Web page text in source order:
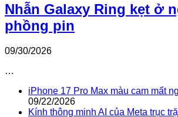
Nhẫn Galaxy Ring kẹt ở
phồng pin
09/30/2026
…
iPhone 17 Pro Max màu cam mất
09/22/2026
Kính thông minh AI của Meta trục